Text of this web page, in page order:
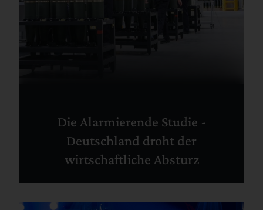
Die Alarmierende Studie -
Deutschland droht der
wirtschaftliche Absturz